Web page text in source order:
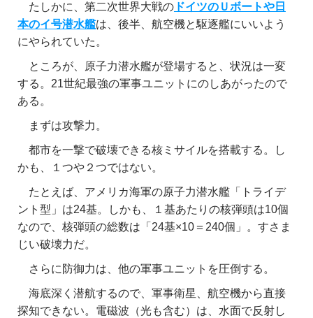
たしかに、第二次世界大戦のドイツのＵボートや日
本のイ号潜水艦は、後半、航空機と駆逐艦にいいよう
にやられていた。
ところが、原子力潜水艦が登場すると、状況は一変
する。21世紀最強の軍事ユニットにのしあがったので
ある。
まずは攻撃力。
都市を一撃で破壊できる核ミサイルを搭載する。し
かも、１つや２つではない。
たとえば、アメリカ海軍の原子力潜水艦「トライデ
ント型」は24基。しかも、１基あたりの核弾頭は10個
なので、核弾頭の総数は「24基×10＝240個」。すさま
じい破壊力だ。
さらに防御力は、他の軍事ユニットを圧倒する。
海底深く潜航するので、軍事衛星、航空機から直接
探知できない。電磁波（光も含む）は、水面で反射し